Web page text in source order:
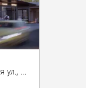
TWIST, CАО, г Москва, Бутырская ул., вл. 1